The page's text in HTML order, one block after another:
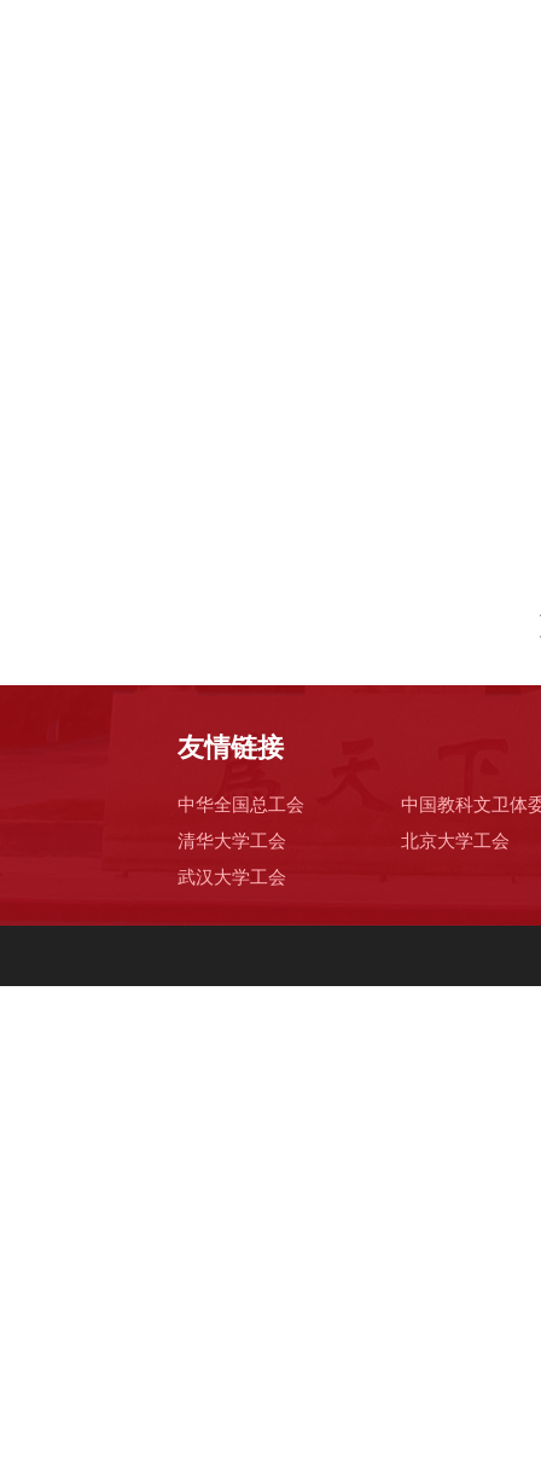
友情链接
中华全国总工会
中国教科文卫体
清华大学工会
北京大学工会
武汉大学工会